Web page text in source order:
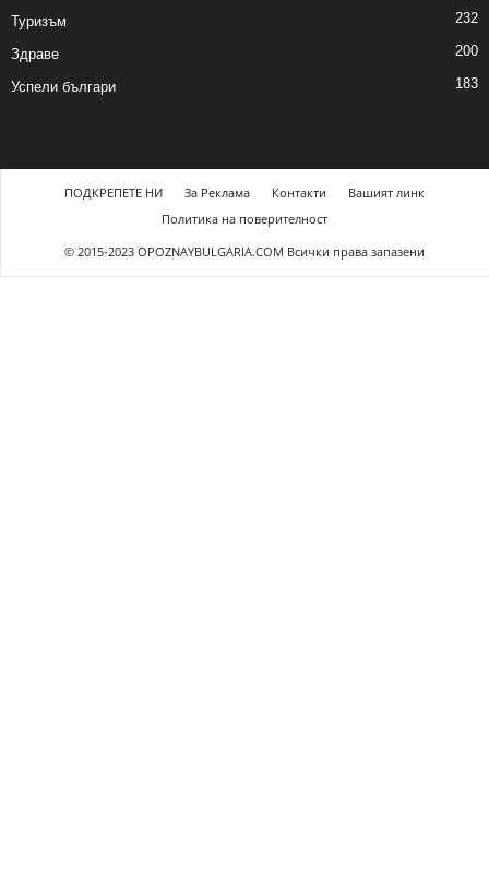
Туризъм 232
Здраве 200
Успели българи 183
ПОДКРЕПЕТЕ НИ За Реклама Контакти
Вашият линк
Политика на поверителност
© 2015-2023 OPOZNAYBULGARIA.COM Всички права запазени